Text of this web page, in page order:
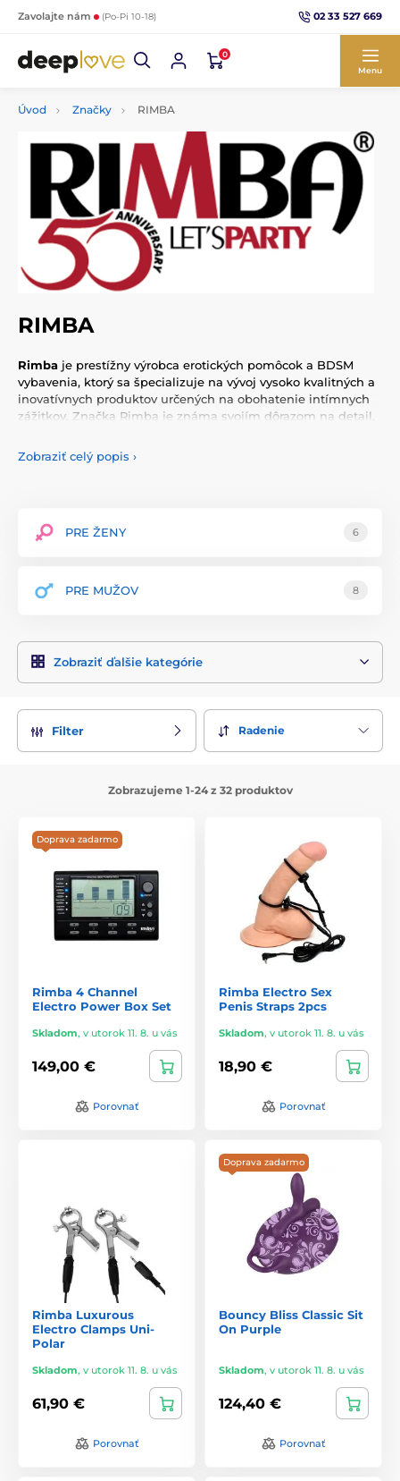
Zavolajte nám (Po-Pi 10-18) 02 33 527 669
0
Menu
Úvod Značky RIMBA
RIMBA
Rimba je prestížny výrobca erotických pomôcok a BDSM
vybavenia, ktorý sa špecializuje na vývoj vysoko kvalitných a
inovatívnych produktov určených na obohatenie intímnych
zážitkov. Značka Rimba je známa svojím dôrazom na detail,
medzi zákazníkmi po celom svete.
výrobku. Každý produkt prechádza prísnymi kontrolami
pomôcok vrátane pút, obojkov, bičíkov, masiek, roubíkov a
rôznych fetiš doplnkov.
uspokojenie a bezpečnosť počas používania. Rimba sa
vyznačuje svojimi funkčnými a estetickými dizajnmi, ktoré
umožňujú jedinečný a personalizovaný zážitok. Výrobky tejto
dimenzie potešenia a dobrodružstva v intímnych chvíľach.
Rimba kladie veľký dôraz na estetiku a diskrétnosť svojich
návody na použitie a údržbu každého produktu, čím
S Rimba si môžete byť istí, že získate produkty, ktoré
kombinujú kvalitu, bezpečnosť a štýl, aby poskytli jedinečné
a nezabudnuteľné intímne zážitky. Objavte nové dimenzie
potešenia s produktmi od Rimba.
Zobraziť celý popis ›
PRE ŽENY 6
PRE MUŽOV 8
Zobraziť ďalšie kategórie
Filter Radenie
Zobrazujeme 1-24 z 32 produktov
Doprava zadarmo
Rimba 4 Channel
Electro Power Box Set
Skladom, v utorok 11. 8. u vás
149,00 €
Porovnať
Rimba Electro Sex
Penis Straps 2pcs
Skladom, v utorok 11. 8. u vás
18,90 €
Porovnať
Rimba Luxurous
Electro Clamps Uni-
Polar
Skladom, v utorok 11. 8. u vás
61,90 €
Porovnať
Doprava zadarmo
Bouncy Bliss Classic Sit
On Purple
Skladom, v utorok 11. 8. u vás
124,40 €
Porovnať